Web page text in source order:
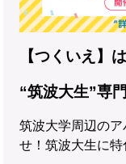
【つくいえ】は
“筑波大生”専
筑波大学周辺の
せ！筑波大生に特